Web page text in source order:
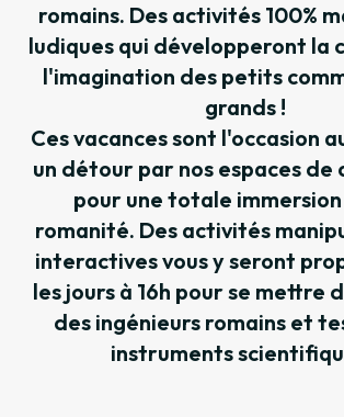
romains. Des activités 100%
ludiques qui développeront la
l'imagination des petits
grands !
Ces vacances sont l'occasion
un détour par nos espaces
pour une totale
romanité. Des activités
interactives vous y seront
les jours à 16h pour se mettre
des ingénieurs romains et
instruments